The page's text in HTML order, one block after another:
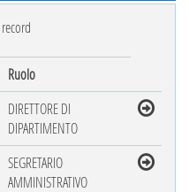
Ruolo
DIRETTORE DI
DIPARTIMENTO
SEGRETARIO
AMMINISTRATIVO